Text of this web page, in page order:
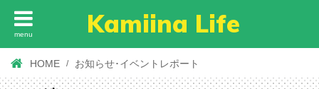
menu Kamiina Life
HOME お知らせ･イベントレポート